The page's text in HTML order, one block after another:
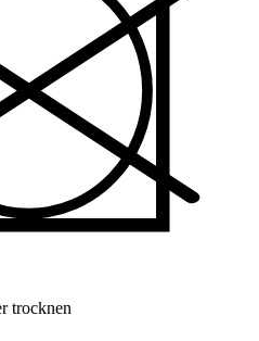
trocknen